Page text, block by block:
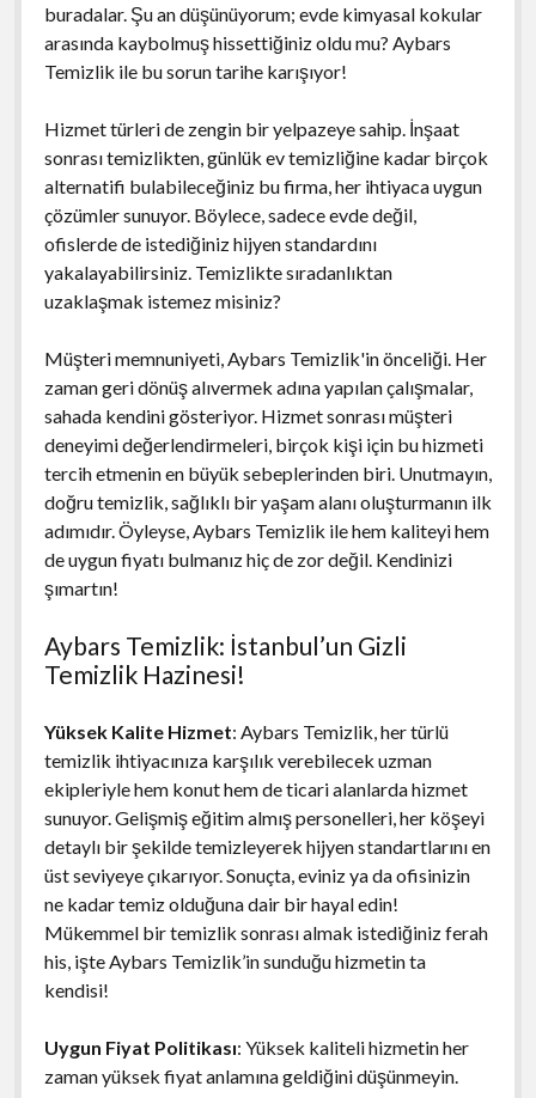
buradalar. Şu an düşünüyorum; evde kimyasal kokular
arasında kaybolmuş hissettiğiniz oldu mu? Aybars
Temizlik ile bu sorun tarihe karışıyor!
Hizmet türleri de zengin bir yelpazeye sahip. İnşaat
sonrası temizlikten, günlük ev temizliğine kadar birçok
alternatifi bulabileceğiniz bu firma, her ihtiyaca uygun
çözümler sunuyor. Böylece, sadece evde değil,
ofislerde de istediğiniz hijyen standardını
yakalayabilirsiniz. Temizlikte sıradanlıktan
uzaklaşmak istemez misiniz?
Müşteri memnuniyeti, Aybars Temizlik'in önceliği. Her
zaman geri dönüş alıvermek adına yapılan çalışmalar,
sahada kendini gösteriyor. Hizmet sonrası müşteri
deneyimi değerlendirmeleri, birçok kişi için bu hizmeti
tercih etmenin en büyük sebeplerinden biri. Unutmayın,
doğru temizlik, sağlıklı bir yaşam alanı oluşturmanın ilk
adımıdır. Öyleyse, Aybars Temizlik ile hem kaliteyi hem
de uygun fiyatı bulmanız hiç de zor değil. Kendinizi
şımartın!
Aybars Temizlik: İstanbul’un Gizli
Temizlik Hazinesi!
Yüksek Kalite Hizmet: Aybars Temizlik, her türlü
temizlik ihtiyacınıza karşılık verebilecek uzman
ekipleriyle hem konut hem de ticari alanlarda hizmet
sunuyor. Gelişmiş eğitim almış personelleri, her köşeyi
detaylı bir şekilde temizleyerek hijyen standartlarını en
üst seviyeye çıkarıyor. Sonuçta, eviniz ya da ofisinizin
ne kadar temiz olduğuna dair bir hayal edin!
Mükemmel bir temizlik sonrası almak istediğiniz ferah
his, işte Aybars Temizlik’in sunduğu hizmetin ta
kendisi!
Uygun Fiyat Politikası: Yüksek kaliteli hizmetin her
zaman yüksek fiyat anlamına geldiğini düşünmeyin.